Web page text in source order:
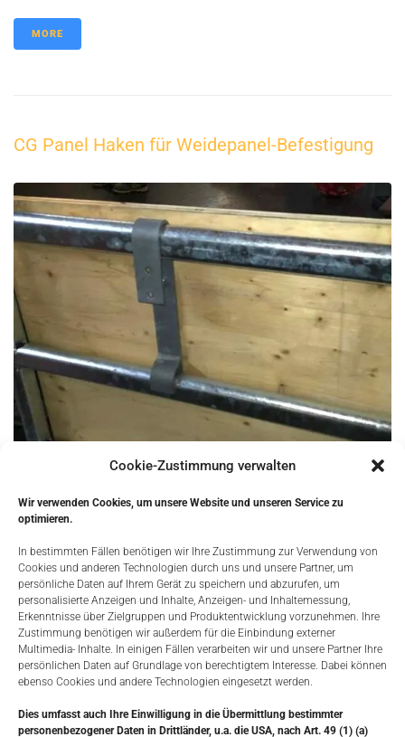
Cookie-Zustimmung verwalten
Wir verwenden Cookies, um unsere Website und unseren Service zu
optimieren.
In bestimmten Fällen benötigen wir Ihre Zustimmung zur Verwendung von
Cookies und anderen Technologien durch uns und unsere Partner, um
persönliche Daten auf Ihrem Gerät zu speichern und abzurufen, um
personalisierte Anzeigen und Inhalte, Anzeigen- und Inhaltemessung,
Erkenntnisse über Zielgruppen und Produktentwicklung vorzunehmen. Ihre
Zustimmung benötigen wir außerdem für die Einbindung externer
Multimedia- Inhalte. In einigen Fällen verarbeiten wir und unsere Partner Ihre
persönlichen Daten auf Grundlage von berechtigtem Interesse. Dabei können
ebenso Cookies und andere Technologien eingesetzt werden.
Dies umfasst auch Ihre Einwilligung in die Übermittlung bestimmter
personenbezogener Daten in Drittländer, u.a. die USA, nach Art. 49 (1) (a)
MORE
CG Panel Haken für Weidepanel-Befestigung
Sehr oft werden Zaunelemente, Torelemente bei Boxen, Weidezelten
etc eingesetzt. Um die Sicherheit für die Pferde zu erhöhen möchte
man die Panels gerne geschlossen haben. Mit den CG Panel Haken
können Sie dies schnell und unkompliziert umsetzen. Die CG Panel
Haken können in jeden beliebigen Traversen eingesetzt werden. Von
daher...